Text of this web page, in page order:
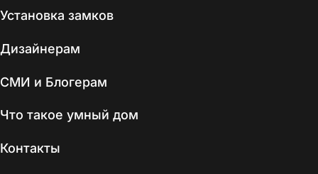
Установка замков
Дизайнерам
СМИ и Блогерам
Что такое умный дом
Контакты